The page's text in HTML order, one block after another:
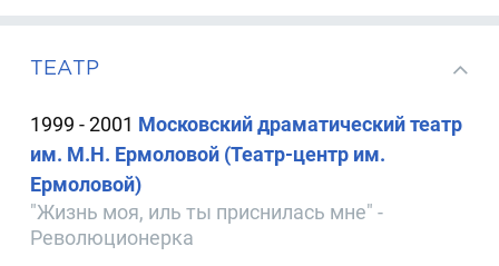
ТЕАТР
1999 - 2001 Московский драматический театр
им. М.Н. Ермоловой (Театр-центр им.
Ермоловой)
"Жизнь моя, иль ты приснилась мне" -
Революционерка